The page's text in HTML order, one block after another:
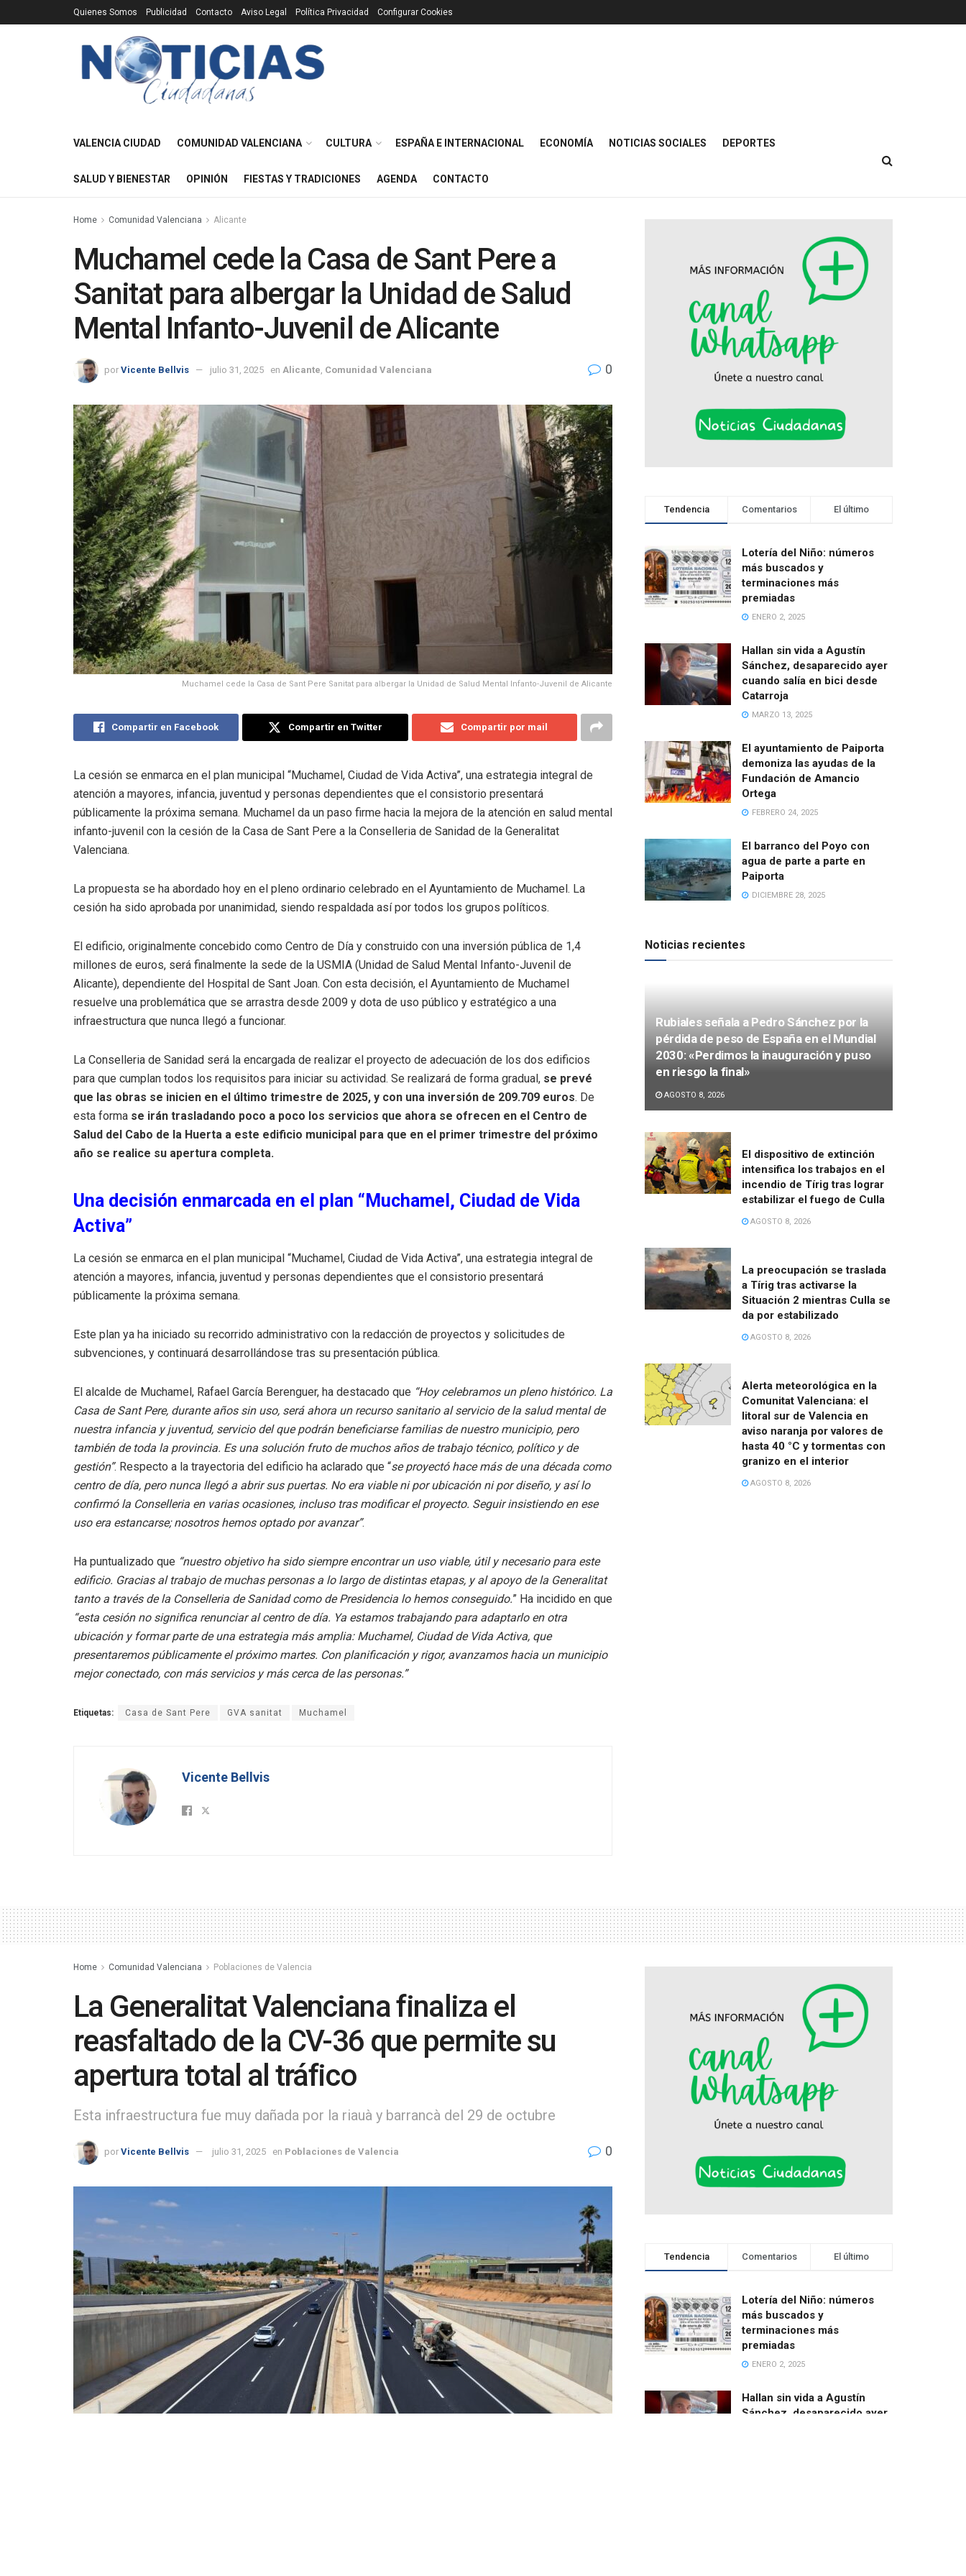
Quienes Somos Publicidad Contacto Aviso Legal Política Privacidad Configurar Cookies
VALENCIA CIUDAD COMUNIDAD VALENCIANA CULTURA ESPAÑA E INTERNACIONAL ECONOMÍA NOTICIAS SOCIALES DEPORTES
SALUD Y BIENESTAR OPINIÓN FIESTAS Y TRADICIONES AGENDA CONTACTO
Home Comunidad Valenciana Alicante
Muchamel cede la Casa de Sant Pere a
Sanitat para albergar la Unidad de Salud
Mental Infanto-Juvenil de Alicante
por Vicente Bellvis julio 31, 2025 en Alicante Comunidad Valenciana 0
Muchamel cede la Casa de Sant Pere Sanitat para albergar la Unidad de Salud Mental Infanto-Juvenil de Alicante
Compartir en Facebook Compartir en Twitter Compartir por mail
La cesión se enmarca en el plan municipal “Muchamel, Ciudad de Vida Activa”, una estrategia integral de
atención a mayores, infancia, juventud y personas dependientes que el consistorio presentará
públicamente la próxima semana. Muchamel da un paso firme hacia la mejora de la atención en salud mental
infanto-juvenil con la cesión de la Casa de Sant Pere a la Conselleria de Sanidad de la Generalitat
Valenciana.
La propuesta se ha abordado hoy en el pleno ordinario celebrado en el Ayuntamiento de Muchamel. La
cesión ha sido aprobada por unanimidad, siendo respaldada así por todos los grupos políticos.
El edificio, originalmente concebido como Centro de Día y construido con una inversión pública de 1,4
millones de euros, será finalmente la sede de la USMIA (Unidad de Salud Mental Infanto-Juvenil de
Alicante), dependiente del Hospital de Sant Joan. Con esta decisión, el Ayuntamiento de Muchamel
resuelve una problemática que se arrastra desde 2009 y dota de uso público y estratégico a una
infraestructura que nunca llegó a funcionar.
La Conselleria de Sanidad será la encargada de realizar el proyecto de adecuación de los dos edificios
para que cumplan todos los requisitos para iniciar su actividad. Se realizará de forma gradual, se prevé
que las obras se inicien en el último trimestre de 2025, y con una inversión de 209.709 euros. De
esta forma se irán trasladando poco a poco los servicios que ahora se ofrecen en el Centro de
Salud del Cabo de la Huerta a este edificio municipal para que en el primer trimestre del próximo
año se realice su apertura completa.
Una decisión enmarcada en el plan “Muchamel, Ciudad de Vida
Activa”
La cesión se enmarca en el plan municipal “Muchamel, Ciudad de Vida Activa”, una estrategia integral de
atención a mayores, infancia, juventud y personas dependientes que el consistorio presentará
públicamente la próxima semana.
Este plan ya ha iniciado su recorrido administrativo con la redacción de proyectos y solicitudes de
subvenciones, y continuará desarrollándose tras su presentación pública.
El alcalde de Muchamel, Rafael García Berenguer, ha destacado que “Hoy celebramos un pleno histórico. La
Casa de Sant Pere, durante años sin uso, será ahora un recurso sanitario al servicio de la salud mental de
nuestra infancia y juventud, servicio del que podrán beneficiarse familias de nuestro municipio, pero
también de toda la provincia. Es una solución fruto de muchos años de trabajo técnico, político y de
gestión”. Respecto a la trayectoria del edificio ha aclarado que “se proyectó hace más de una década como
centro de día, pero nunca llegó a abrir sus puertas. No era viable ni por ubicación ni por diseño, y asílo
confirmó la Conselleria en varias ocasiones, incluso tras modificar el proyecto. Seguir insistiendo en ese
uso era estancarse; nosotros hemos optado poravanzar”.
Ha puntualizado que “nuestro objetivo ha sido siempre encontrar un uso viable, útil y necesario para este
edificio. Gracias al trabajo de muchas personas a lo largo de distintas etapas, y al apoyo de la Generalitat
tanto a través de la Conselleria de Sanidad como de Presidencia lo hemos conseguido.” Ha incidido en que
“esta cesión no significa renunciar al centro de día. Ya estamos trabajando para adaptarlo en otra
ubicación y formar parte de una estrategia más amplia: Muchamel, Ciudad de Vida Activa, que
presentaremos públicamente el próximo martes. Con planificación y rigor, avanzamos hacia un municipio
mejor conectado, con más servicios y más cerca de las personas.”
Etiquetas: Casa de Sant Pere GVA sanitat Muchamel
Vicente Bellvis
Tendencia Comentarios El último
Lotería del Niño: números
más buscados y
terminaciones más
premiadas
ENERO 2, 2025
Hallan sin vida a Agustín
Sánchez, desaparecido ayer
cuando salía en bici desde
Catarroja
MARZO 13, 2025
El ayuntamiento de Paiporta
demoniza las ayudas de la
Fundación de Amancio
Ortega
FEBRERO 24, 2025
El barranco del Poyo con
agua de parte a parte en
Paiporta
DICIEMBRE 28, 2025
Noticias recientes
Rubiales señala a Pedro Sánchez por la
pérdida de peso de España en el Mundial
2030: «Perdimos la inauguración y puso
en riesgo la final»
AGOSTO 8, 2026
El dispositivo de extinción
intensifica los trabajos en el
incendio de Tírig tras lograr
estabilizar el fuego de Culla
AGOSTO 8, 2026
La preocupación se traslada
a Tírig tras activarse la
Situación 2 mientras Culla se
da por estabilizado
AGOSTO 8, 2026
Alerta meteorológica en la
Comunitat Valenciana: el
litoral sur de Valencia en
aviso naranja por valores de
hasta 40 °C y tormentas con
granizo en el interior
AGOSTO 8, 2026
Home Comunidad Valenciana Poblaciones de Valencia
La Generalitat Valenciana finaliza el
reasfaltado de la CV-36 que permite su
apertura total al tráfico
Esta infraestructura fue muy dañada por la riauà y barrancà del 29 de octubre
por Vicente Bellvis julio 31, 2025 en Poblaciones de Valencia 0
Tendencia Comentarios El último
Lotería del Niño: números
más buscados y
terminaciones más
premiadas
ENERO 2, 2025
Hallan sin vida a Agustín
Sánchez, desaparecido ayer